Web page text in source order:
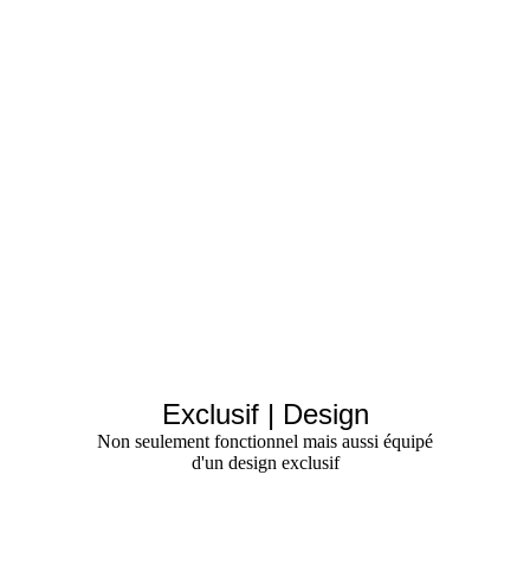
Exclusif | Design
Non seulement fonctionnel mais aussi équipé
d'un design exclusif